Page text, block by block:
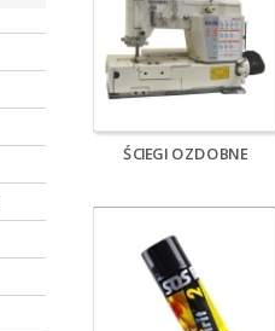
ŚCIEGI OZDOBNE